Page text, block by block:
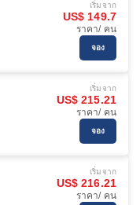
เริ่มจาก
US$ 149.7
ราคา/ คน
จอง
เริ่มจาก
US$ 215.21
ราคา/ คน
จอง
เริ่มจาก
US$ 216.21
ราคา/ คน